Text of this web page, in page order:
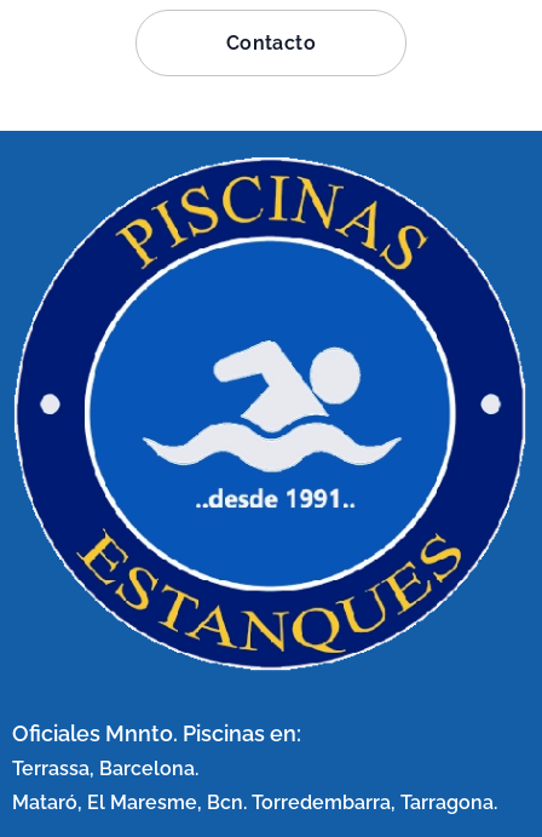
Contacto
Oficiales Mnnto. Piscinas en:
Terrassa, Barcelona.
Mataró, El Maresme, Bcn. Torredembarra, Tarragona.